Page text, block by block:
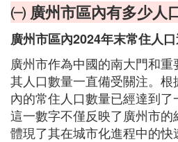
㈠ 廣州市區內有多少人
廣州市區內2024年末常住人
廣州市作為中國的南大門和重
其人口數量一直備受關注。
內的常住人口數量已經達到了
這一數字不僅反映了廣州市
體現了其在城市化進程中的快